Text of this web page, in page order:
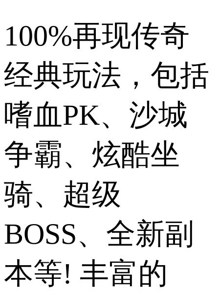
100%再现传奇
经典玩法，包括
嗜血PK、沙城
争霸、炫酷坐
骑、超级
BOSS、全新副
本等! 丰富的